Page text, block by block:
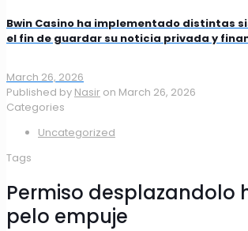
Bwin Casino ha implementado distintas
el fin de guardar su noticia privada y
March 26, 2026
Published by Nasir on March 26, 2026
Categories
Uncategorized
Tags
Permiso desplazandolo
pelo empuje